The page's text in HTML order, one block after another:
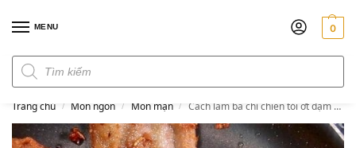
MENU 0
Trang chủ / Món ngon / Món mặn / Cách làm ba chỉ chiên tỏi ớt đậm đà đưa cơm